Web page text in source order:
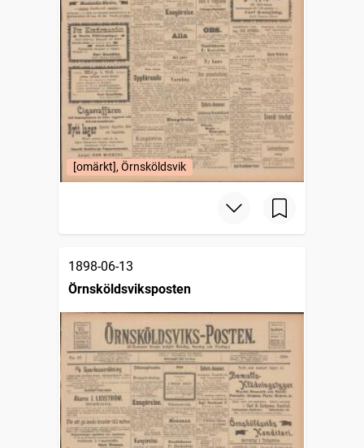
[omärkt], Örnsköldsvik
1898-06-13
Örnsköldsviksposten